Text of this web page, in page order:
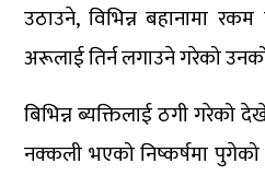
उठाउने, विभिन्न बहानामा
अरूलाई तिर्न लगाउने गरेको
बिभिन्न ब्यक्तिलाई ठगी
नक्कली भएको निष्कर्षमा